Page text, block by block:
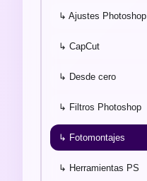
↳ Ajustes Photoshop
↳ CapCut
↳ Desde cero
↳ Filtros Photoshop
↳ Fotomontajes
↳ Herramientas PS